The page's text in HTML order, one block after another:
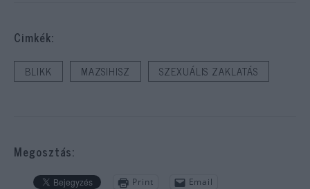
Cimkék:
BLIKK MAZSIHISZ SZEXUÁLIS ZAKLATÁS
Megosztás:
Print Email